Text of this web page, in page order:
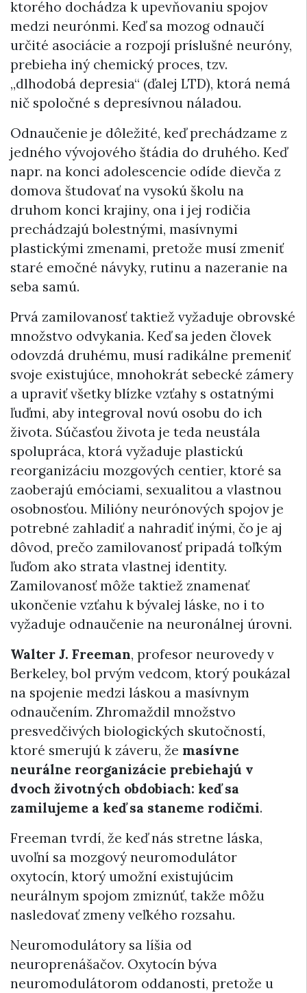
ktorého dochádza k upevňovaniu spojov
medzi neurónmi. Keď sa mozog odnaučí
určité asociácie a rozpojí príslušné neuróny,
prebieha iný chemický proces, tzv.
„dlhodobá depresia“ (ďalej LTD), ktorá nemá
nič spoločné s depresívnou náladou.
Odnaučenie je dôležité, keď prechádzame z
jedného vývojového štádia do druhého. Keď
napr. na konci adolescencie odíde dievča z
domova študovať na vysokú školu na
druhom konci krajiny, ona i jej rodičia
prechádzajú bolestnými, masívnymi
plastickými zmenami, pretože musí zmeniť
staré emočné návyky, rutinu a nazeranie na
seba samú.
Prvá zamilovanosť taktiež vyžaduje obrovské
množstvo odvykania. Keď sa jeden človek
odovzdá druhému, musí radikálne premeniť
svoje existujúce, mnohokrát sebecké zámery
a upraviť všetky blízke vzťahy s ostatnými
ľuďmi, aby integroval novú osobu do ich
života. Súčasťou života je teda neustála
spolupráca, ktorá vyžaduje plastickú
reorganizáciu mozgových centier, ktoré sa
zaoberajú emóciami, sexualitou a vlastnou
osobnosťou. Milióny neurónových spojov je
potrebné zahladiť a nahradiť inými, čo je aj
dôvod, prečo zamilovanosť pripadá toľkým
ľuďom ako strata vlastnej identity.
Zamilovanosť môže taktiež znamenať
ukončenie vzťahu k bývalej láske, no i to
vyžaduje odnaučenie na neuronálnej úrovni.
Walter J. Freeman, profesor neurovedy v
Berkeley, bol prvým vedcom, ktorý poukázal
na spojenie medzi láskou a masívnym
odnaučením. Zhromaždil množstvo
presvedčivých biologických skutočností,
ktoré smerujú k záveru, že masívne
neurálne reorganizácie prebiehajú v
dvoch životných obdobiach: keď sa
zamilujeme a keď sa staneme rodičmi.
Freeman tvrdí, že keď nás stretne láska,
uvoľní sa mozgový neuromodulátor
oxytocín, ktorý umožní existujúcim
neurálnym spojom zmiznúť, takže môžu
nasledovať zmeny veľkého rozsahu.
Neuromodulátory sa líšia od
neuroprenášačov. Oxytocín býva
neuromodulátorom oddanosti, pretože u